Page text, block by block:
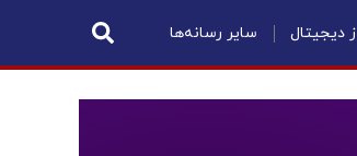
دیجیتال سایر رسانه‌ها